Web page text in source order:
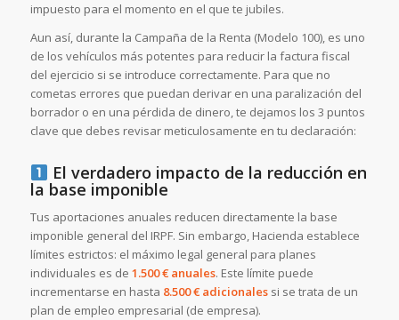
impuesto para el momento en el que te jubiles.
Aun así, durante la Campaña de la Renta (Modelo 100), es uno
de los vehículos más potentes para reducir la factura fiscal
del ejercicio si se introduce correctamente. Para que no
cometas errores que puedan derivar en una paralización del
borrador o en una pérdida de dinero, te dejamos los 3 puntos
clave que debes revisar meticulosamente en tu declaración:
El verdadero impacto de la reducción en
la base imponible
Tus aportaciones anuales reducen directamente la base
imponible general del IRPF. Sin embargo, Hacienda establece
límites estrictos: el máximo legal general para planes
individuales es de 1.500 € anuales. Este límite puede
incrementarse en hasta 8.500 € adicionalessi se trata de un
plan de empleo empresarial (de empresa).